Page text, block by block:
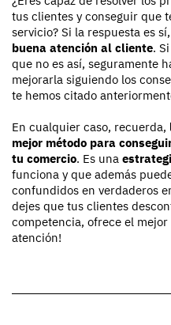
tus clientes y conseguir que
servicio? Si la respuesta es
buena atención al cliente.
que no es así, seguramente
mejorarla siguiendo los
te hemos citado
En cualquier caso, recuerda,
mejor método para
tu comercio. Es una
funciona y que además
confundidos en verdaderos
dejes que tus clientes
competencia, ofrece el
atención!